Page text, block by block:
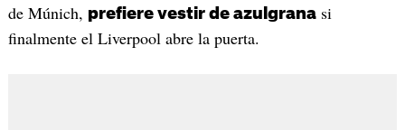
de Múnich, prefiere vestir de azulgranasi
finalmente el Liverpool abre la puerta.